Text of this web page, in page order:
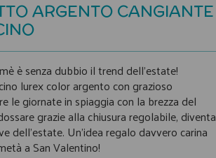
ARGENTO CANGIANTE
è senza dubbio il trend dell'estate!
lurex color argento con grazioso
le giornate in spiaggia con la brezza del
grazie alla chiusura regolabile, diventa
dell'estate. Un'idea regalo davvero carina
a San Valentino!